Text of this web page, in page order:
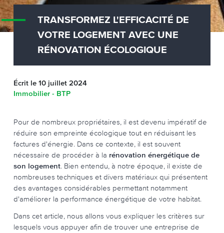
TRANSFORMEZ L'EFFICACITÉ DE
VOTRE LOGEMENT AVEC UNE
RÉNOVATION ÉCOLOGIQUE
Écrit le 10 juillet 2024
Immobilier - BTP
Pour de nombreux propriétaires, il est devenu impératif de
réduire son empreinte écologique tout en réduisant les
factures d'énergie. Dans ce contexte, il est souvent
nécessaire de procéder à la rénovation énergétique de
son logement. Bien entendu, à notre époque, il existe de
nombreuses techniques et divers matériaux qui présentent
des avantages considérables permettant notamment
d'améliorer la performance énergétique de votre habitat.
Dans cet article, nous allons vous expliquer les critères sur
lesquels vous appuyer afin de trouver une entreprise de